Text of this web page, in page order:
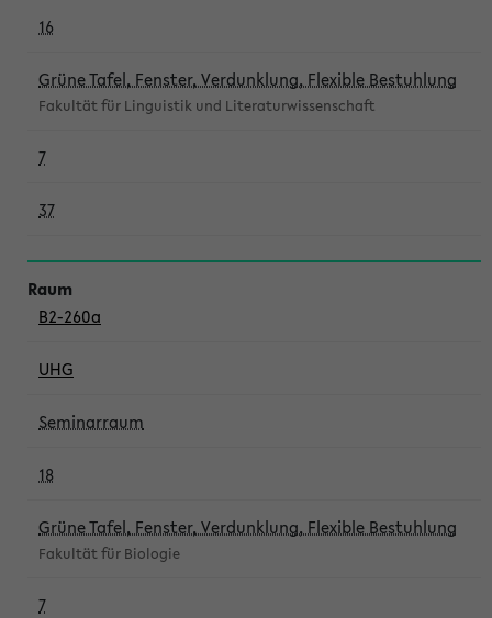
16
Grüne Tafel, Fenster, Verdunklung, Flexible Bestuhlung
Fakultät für Linguistik und Literaturwissenschaft
7
37
B2-260a
UHG
Seminarraum
18
Grüne Tafel, Fenster, Verdunklung, Flexible Bestuhlung
Fakultät für Biologie
7